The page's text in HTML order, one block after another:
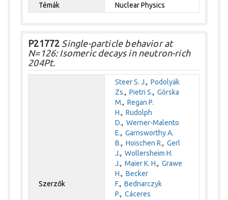
Témák
Nuclear Physics
P21772 Single-particle behavior at
N=126: Isomeric decays in neutron-rich
204Pt.
Szerzők
Steer S. J.,Podolyák
Zs.,Pietri S.,Górska
M.,Regan P.
H.,Rudolph
D.,Werner-Malento
E.,Garnsworthy A.
B.,Hoischen R.,Gerl
J.,Wollersheim H.
J.,Maier K. H.,Grawe
H.,Becker
F.,Bednarczyk
P.,Cáceres